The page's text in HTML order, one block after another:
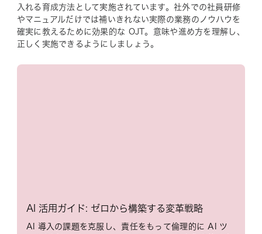
入れる育成方法として実施されています。社外での社員研修
やマニュアルだけでは補いきれない実際の業務のノウハウを
確実に教えるために効果的な OJT。意味や進め方を理解し、
正しく実施できるようにしましょう。
AI 活用ガイド: ゼロから構築する変革戦略
AI 導入の課題を克服し、責任をもって倫理的に AI ツ